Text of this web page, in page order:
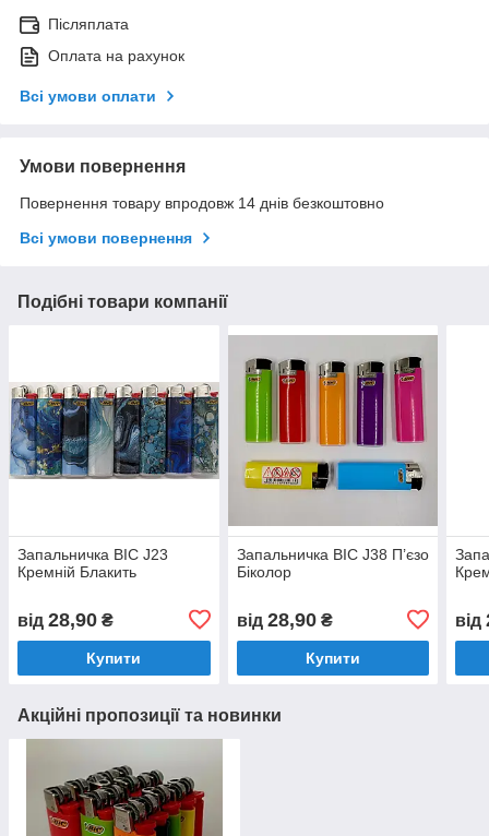
Післяплата
Оплата на рахунок
Всі умови оплати
Умови повернення
Повернення товару впродовж 14 днів безкоштовно
Всі умови повернення
Подібні товари компанії
Запальничка BIC J23
Кремній Блакить
від 28,90 ₴
Купити
Запальничка BIC J38 П’єзо
Біколор
від 28,90₴
Купити
від
Акційні пропозиції та новинки